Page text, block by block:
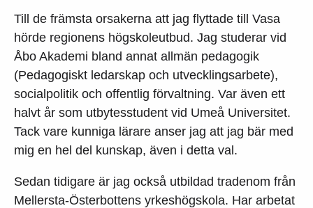
Till de främsta orsakerna att jag flyttade till Vasa
hörde regionens högskoleutbud. Jag studerar vid
Åbo Akademi bland annat allmän pedagogik
(Pedagogiskt ledarskap och utvecklingsarbete),
socialpolitik och offentlig förvaltning. Var även ett
halvt år som utbytesstudent vid Umeå Universitet.
Tack vare kunniga lärare anser jag att jag bär med
mig en hel del kunskap, även i detta val.
Sedan tidigare är jag också utbildad tradenom från
Mellersta-Österbottens yrkeshögskola. Har arbetat